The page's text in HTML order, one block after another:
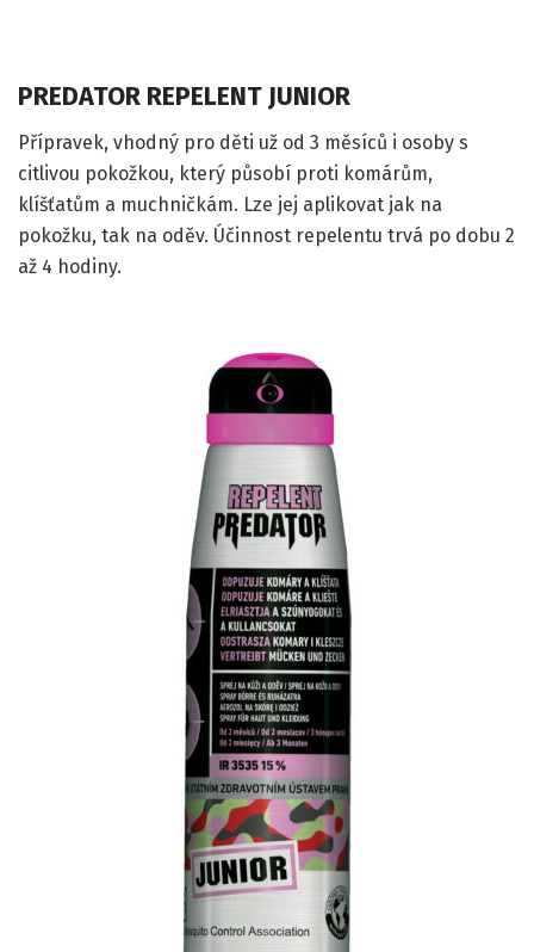
PREDATOR REPELENT JUNIOR
Přípravek, vhodný pro děti už od 3 měsíců i osoby s
citlivou pokožkou, který působí proti komárům,
klíšťatům a muchničkám. Lze jej aplikovat jak na
pokožku, tak na oděv. Účinnost repelentu trvá po dobu 2
až 4 hodiny.